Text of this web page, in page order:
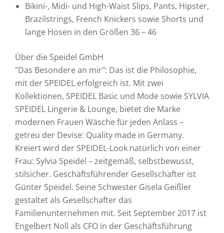
Bikini-, Midi- und High-Waist Slips, Pants, Hipster,
Brazilstrings, French Knickers sowie Shorts und
lange Hosen in den Größen 36 – 46
Über die Speidel GmbH
"Das Besondere an mir": Das ist die Philosophie,
mit der SPEIDEL erfolgreich ist. Mit zwei
Kollektionen, SPEIDEL Basic und Mode sowie SYLVIA
SPEIDEL Lingerie & Lounge, bietet die Marke
modernen Frauen Wäsche für jeden Anlass –
getreu der Devise: Quality made in Germany.
Kreiert wird der SPEIDEL-Look natürlich von einer
Frau: Sylvia Speidel – zeitgemäß, selbstbewusst,
stilsicher. Geschäftsführender Gesellschafter ist
Günter Speidel. Seine Schwester Gisela Geißler
gestaltet als Gesellschafter das
Familienunternehmen mit. Seit September 2017 ist
Engelbert Noll als CFO in der Geschäftsführung